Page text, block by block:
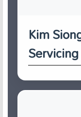
Kim
Servicing